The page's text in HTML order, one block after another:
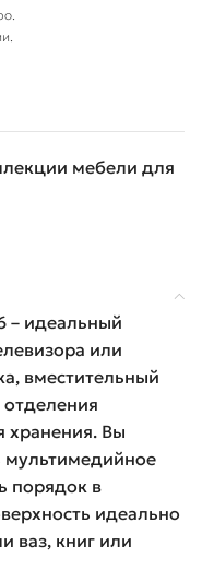
мебели для
– идеальный
или
вместительный
хранения. Вы
мультимедийное
порядок в
идеально
ваз, книг или